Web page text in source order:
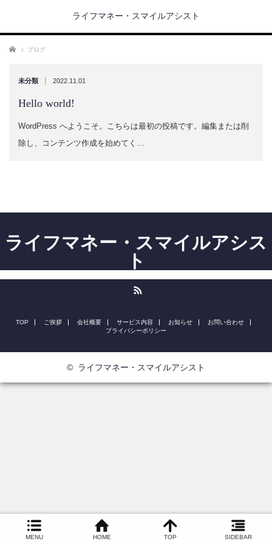
ライフマネー・スマイルアシスト
ホーム ブログ
未分類 | 2022.11.01
Hello world!
WordPress へようこそ。こちらは最初の投稿です。編集または削
除し、コンテンツ作成を始めてく…
ライフマネー・スマイルアシス
ト
TOP ご挨拶 会社概要 サービス内容 お知らせ
お問い合わせ
プライバシーポリシー
MENU HOME TOP SIDEBAR
© ライフマネー・スマイルアシスト